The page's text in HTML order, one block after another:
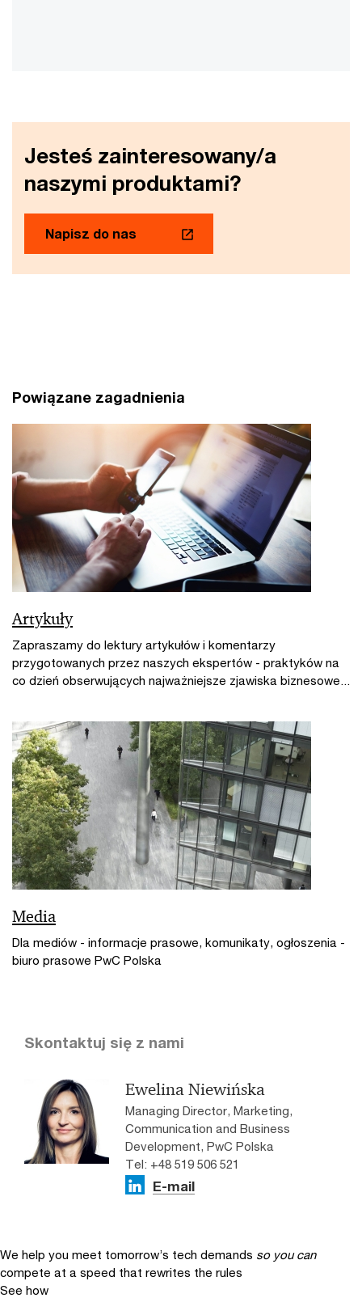
Jesteś zainteresowany/a
naszymi produktami?
Napisz do nas
Powiązane zagadnienia
Artykuły
Zapraszamy do lektury artykułów i komentarzy
przygotowanych przez naszych ekspertów - praktyków na
co dzień obserwujących najważniejsze zjawiska biznesowe...
Media
Dla mediów - informacje prasowe, komunikaty, ogłoszenia -
biuro prasowe PwC Polska
Skontaktuj się z nami
Ewelina Niewińska
Managing Director, Marketing,
Communication and Business
Development, PwC Polska
Tel: +48 519 506 521
E-mail
We help you meet tomorrow’s tech demands so you can
compete at a speed that rewrites the rules
See how